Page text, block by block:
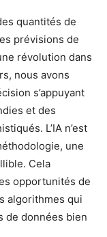
quantités de
prévisions de
révolution dans
nous avons
s’appuyant
et des
L’IA n’est
une
Cela
opportunités de
algorithmes qui
de données bien